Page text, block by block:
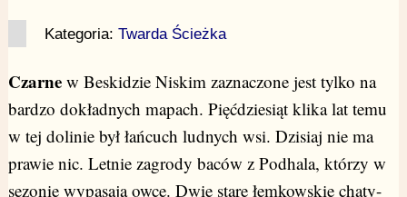
Kategoria: Twarda Ścieżka
Czarnew Beskidzie Niskim zaznaczone jest tylko na
bardzo dokładnych mapach. Pięćdziesiąt klika lat temu
w tej dolinie był łańcuch ludnych wsi. Dzisiaj nie ma
prawie nic. Letnie zagrody baców z Podhala, którzy w
sezonie wypasają owce. Dwie stare łemkowskie chaty-